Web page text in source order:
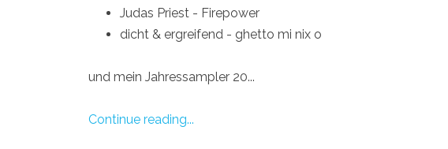
Judas Priest - Firepower
dicht & ergreifend - ghetto mi nix o
und mein Jahressampler 20...
Continue reading...